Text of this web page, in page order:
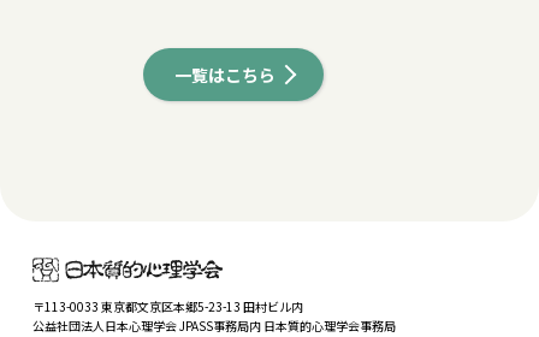
一覧はこちら
〒113-0033 東京都文京区本郷5-23-13 田村ビル内
公益社団法人日本心理学会 JPASS事務局内 日本質的心理学会事務局